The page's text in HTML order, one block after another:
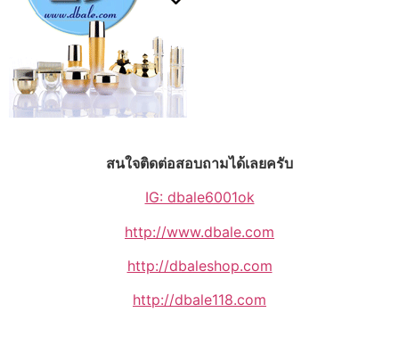
สนใจติดต่อสอบถามได้เลยครับ
IG: dbale6001ok
http://www.dbale.com
http://dbaleshop.com
http://dbale118.com